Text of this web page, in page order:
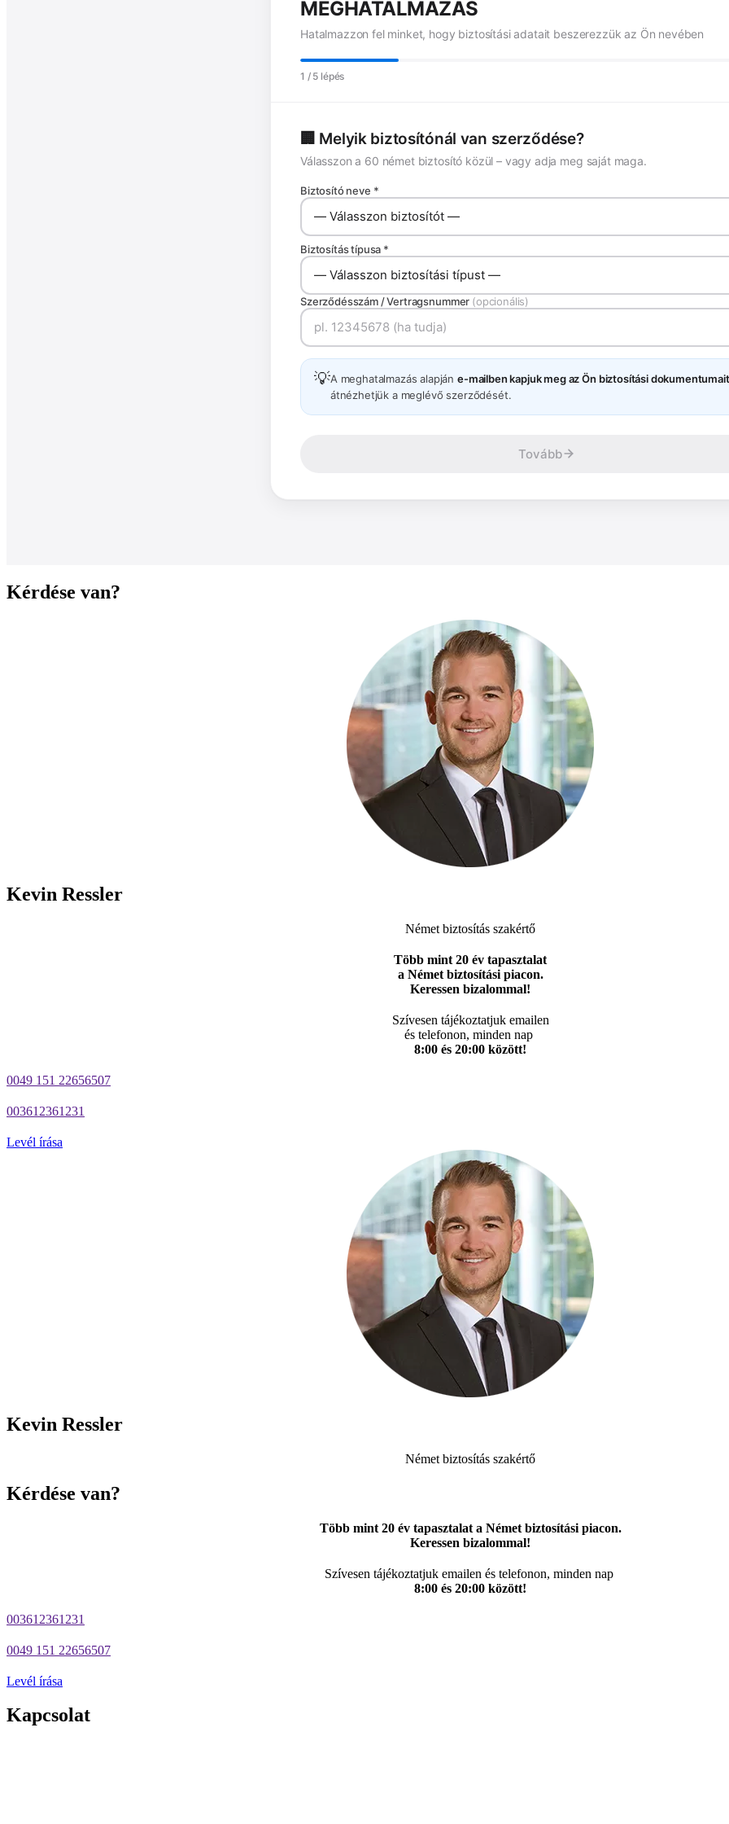
MEGHATALMAZÁS
Hatalmazzon fel minket, hogy biztosítási adatait beszerezzük az Ön nevében
1 / 5 lépés
🏢 Melyik biztosítónál van szerződése?
Válasszon a 60 német biztosító közül – vagy adja meg saját maga.
Biztosító neve *
Biztosítás típusa *
Szerződésszám / Vertragsnummer (opcionális)
💡A meghatalmazás alapjáne-mailben kapjuk meg az Ön biztosítási dokumentumait
átnézhetjük a meglévő szerződését.
Tovább
Kérdése van?
Kevin Ressler
Német biztosítás szakértő
Több mint 20 év tapasztalat
a Német biztosítási piacon.
Keressen bizalommal!
Szívesen tájékoztatjuk emailen
és telefonon, minden nap
8:00 és 20:00 között!
0049 151 22656507
003612361231
Levél írása
Kevin Ressler
Német biztosítás szakértő
Kérdése van?
Több mint 20 év tapasztalat a Német biztosítási piacon.
Keressen bizalommal!
Szívesen tájékoztatjuk emailen és telefonon, minden nap
8:00 és 20:00 között!
003612361231
0049 151 22656507
Levél írása
Kapcsolat